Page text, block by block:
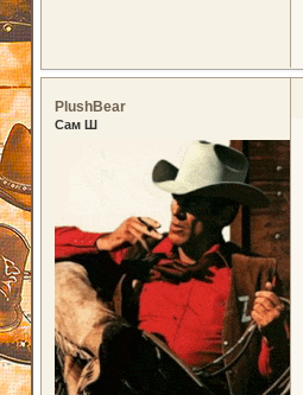
PlushBear
Сам Ш